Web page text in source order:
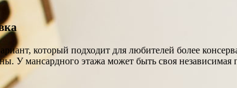
который подходит для любителей более
У мансардного этажа может быть своя